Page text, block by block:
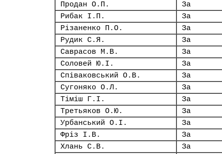
Продан О.П.
За
Рибак І.П.
За
Різаненко П.О.
За
Рудик С.Я.
За
Саврасов М.В.
За
Соловей Ю.І.
За
Співаковський О.В.
За
Сугоняко О.Л.
За
Тіміш Г.І.
За
Третьяков О.Ю.
За
Урбанський О.І.
За
Фріз І.В.
За
Хлань С.В.
За